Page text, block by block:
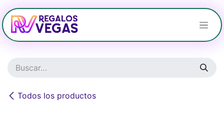
Ir al contenido
Todos los productos